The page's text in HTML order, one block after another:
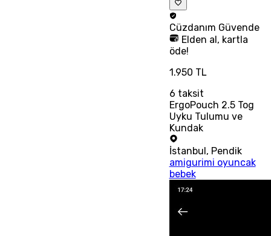
Cüzdanım Güvende
Elden al, kartla
öde!
1.950 TL
6 taksit
ErgoPouch 2.5 Tog
Uyku Tulumu ve
Kundak
İstanbul , Pendik
amigurimi oyuncak
bebek